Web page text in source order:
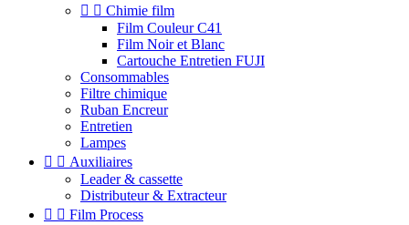
  Chimie film
Film Couleur C41
Film Noir et Blanc
Cartouche Entretien FUJI
Consommables
Filtre chimique
Ruban Encreur
Entretien
Lampes
  Auxiliaires
Leader & cassette
Distributeur & Extracteur
  Film Process